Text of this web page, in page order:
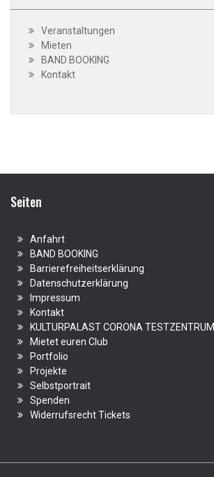
Veranstaltungen
Mieten
BAND BOOKING
Kontakt
Seiten
Anfahrt
BAND BOOKING
Barrierefreiheitserklärung
Datenschutzerklärung
Impressum
Kontakt
KULTURPALAST CORONA TESTZENTRUM
Mietet euren Club
Portfolio
Projekte
Selbstportrait
Spenden
Widerrufsrecht Tickets